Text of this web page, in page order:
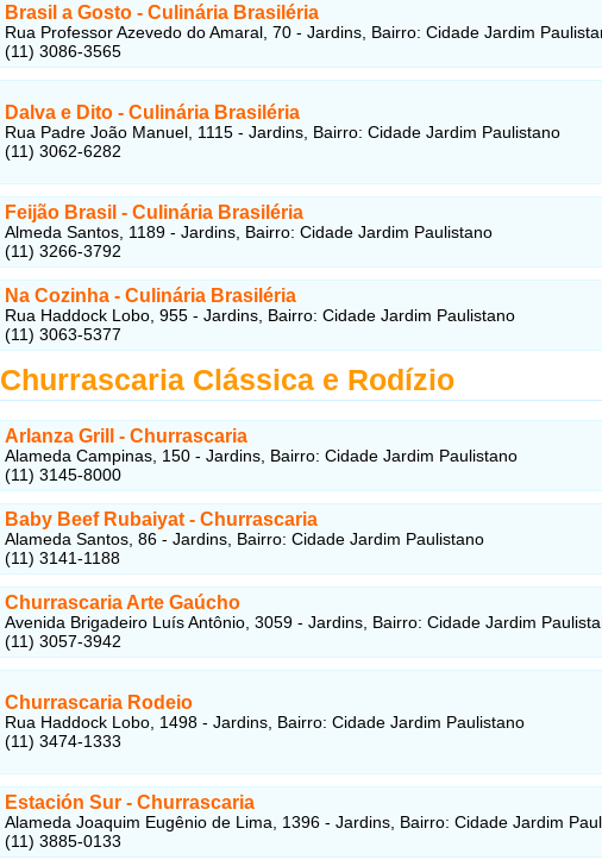
Brasil a Gosto - Culinária Brasiléria
Rua Professor Azevedo do Amaral, 70 - Jardins, Bairro: Cidade Jardim
(11) 3086-3565
Dalva e Dito - Culinária Brasiléria
Rua Padre João Manuel, 1115 - Jardins, Bairro: Cidade Jardim Paulistano
(11) 3062-6282
Feijão Brasil - Culinária Brasiléria
Almeda Santos, 1189 - Jardins, Bairro: Cidade Jardim Paulistano
(11) 3266-3792
Na Cozinha - Culinária Brasiléria
Rua Haddock Lobo, 955 - Jardins, Bairro: Cidade Jardim Paulistano
(11) 3063-5377
Churrascaria Clássica e Rodízio
Arlanza Grill - Churrascaria
Alameda Campinas, 150 - Jardins, Bairro: Cidade Jardim Paulistano
(11) 3145-8000
Baby Beef Rubaiyat - Churrascaria
Alameda Santos, 86 - Jardins, Bairro: Cidade Jardim Paulistano
(11) 3141-1188
Churrascaria Arte Gaúcho
Avenida Brigadeiro Luís Antônio, 3059 - Jardins, Bairro: Cidade Jardim
(11) 3057-3942
Churrascaria Rodeio
Rua Haddock Lobo, 1498 - Jardins, Bairro: Cidade Jardim Paulistano
(11) 3474-1333
Estación Sur - Churrascaria
Alameda Joaquim Eugênio de Lima, 1396 - Jardins, Bairro: Cidade Jardim
(11) 3885-0133